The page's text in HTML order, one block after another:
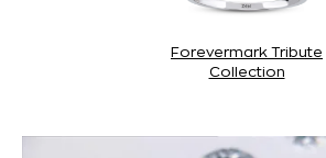
Forevermark Tribute
Collection